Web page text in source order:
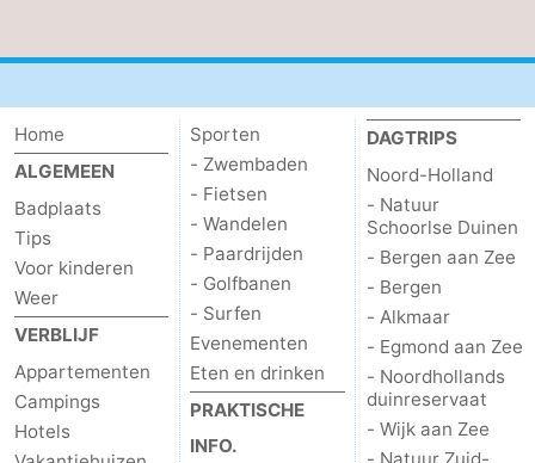
Home
ALGEMEEN
Badplaats
Tips
Voor kinderen
Weer
VERBLIJF
Appartementen
Campings
Hotels
Sporten
- Zwembaden
- Fietsen
- Wandelen
- Paardrijden
- Golfbanen
- Surfen
Evenementen
Eten en drinken
PRAKTISCHE
INFO.
DAGTRIPS
Noord-Holland
- Natuur
Schoorlse Duinen
- Bergen aan Zee
- Bergen
- Alkmaar
- Egmond aan Zee
- Noordhollands
duinreservaat
- Wijk aan Zee